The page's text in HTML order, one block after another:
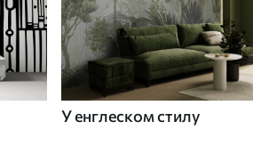
У енглеском стилу